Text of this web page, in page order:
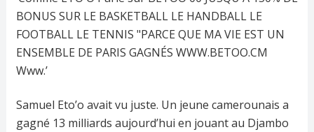
Samuel Eto’o avait vu juste. Un jeune camerounais a
gagné 13 milliards aujourd’hui en jouant au Djambo